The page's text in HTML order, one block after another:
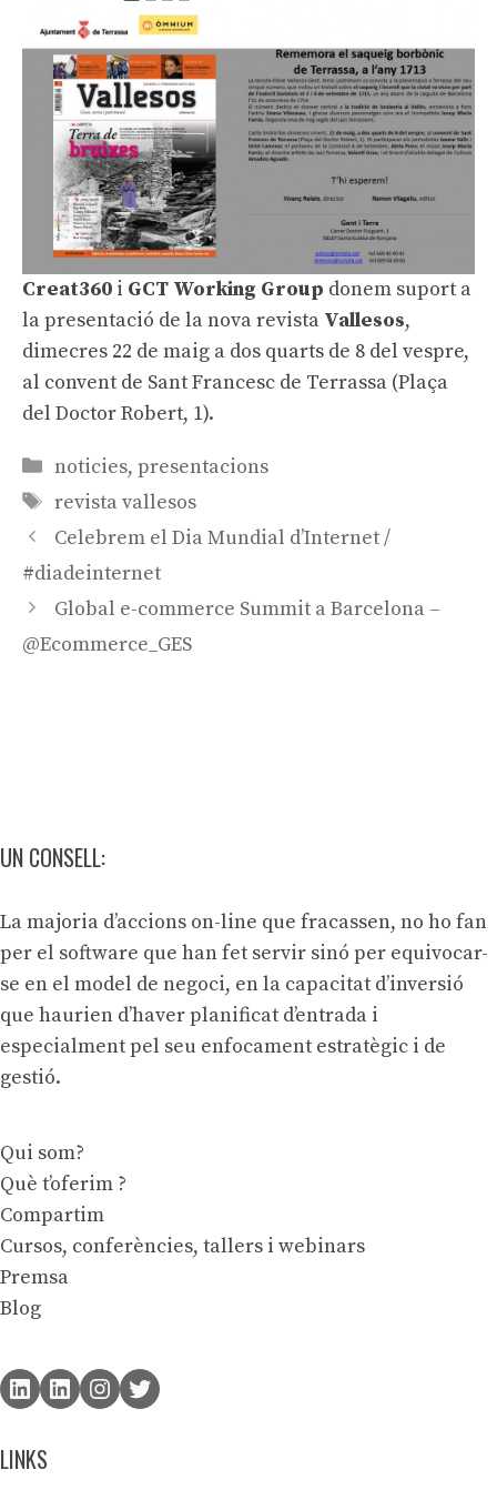
Creat360 i GCT Working Group donem suport a
la presentació de la nova revista Vallesos,
dimecres 22 de maig a dos quarts de 8 del vespre,
al convent de Sant Francesc de Terrassa (Plaça
del Doctor Robert, 1).
Categories
noticies, presentacions
Etiquetes
revista vallesos
Navegació
per
Celebrem el Dia Mundial d’Internet /
#diadeinternet
Global e-commerce Summit a Barcelona –
@Ecommerce_GES
UN CONSELL:
La majoria d’accions on-line que fracassen, no ho fan
per el software que han fet servir sinó per equivocar-
se en el model de negoci, en la capacitat d’inversió
que haurien d’haver planificat d’entrada i
especialment pel seu enfocament estratègic i de
gestió.
Qui som?
Què t’oferim ?
Compartim
Cursos, conferències, tallers i webinars
Premsa
Blog
LINKS